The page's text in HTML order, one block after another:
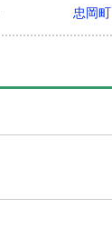
忠岡町